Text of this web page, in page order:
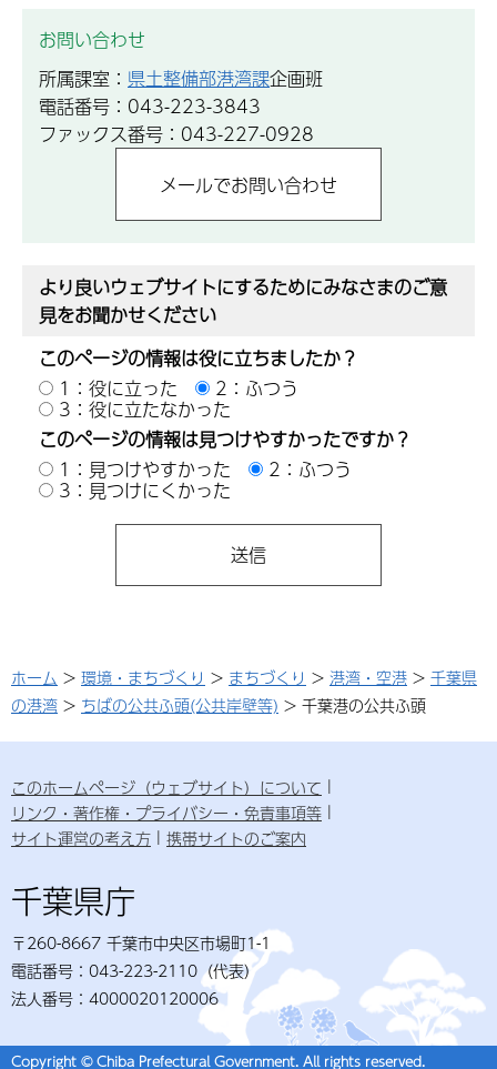
お問い合わせ
所属課室： 県土整備部港湾課企画班
電話番号：043-223-3843
ファックス番号：043-227-0928
より良いウェブサイトにするためにみなさまのご意
見をお聞かせください
このページの情報は役に立ちましたか？
1：役に立った
2：ふつう
3：役に立たなかった
このページの情報は見つけやすかったですか？
1：見つけやすかった
2：ふつう
3：見つけにくかった
ホーム > 環境・まちづくり > まちづくり > 港湾・空港 > 千葉県
の港湾 > ちばの公共ふ頭(公共岸壁等) > 千葉港の公共ふ頭
このホームページ（ウェブサイト）について
リンク・著作権・プライバシー・免責事項等
サイト運営の考え方
携帯サイトのご案内
千葉県庁
〒260-8667 千葉市中央区市場町1-1
電話番号：043-223-2110（代表）
法人番号：4000020120006
Copyright © Chiba Prefectural Government. All rights reserved.